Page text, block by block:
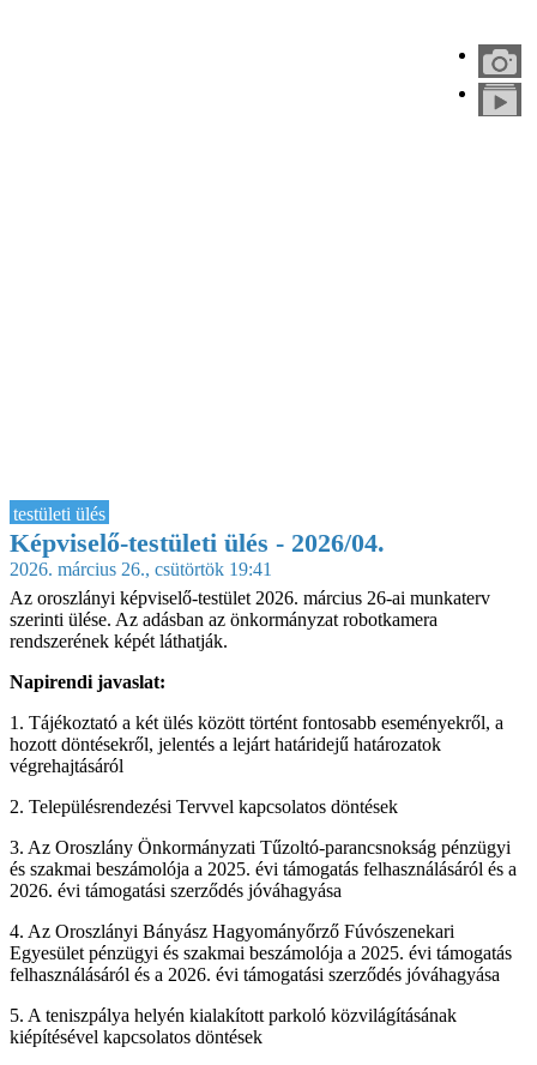
testületi ülés
Képviselő-testületi ülés - 2026/04.
2026. március 26., csütörtök 19:41
Az oroszlányi képviselő-testület 2026. március 26-ai munkaterv
szerinti ülése. Az adásban az önkormányzat robotkamera
rendszerének képét láthatják.
Napirendi javaslat:
1. Tájékoztató a két ülés között történt fontosabb eseményekről, a
hozott döntésekről, jelentés a lejárt határidejű határozatok
végrehajtásáról
2. Településrendezési Tervvel kapcsolatos döntések
3. Az Oroszlány Önkormányzati Tűzoltó-parancsnokság pénzügyi
és szakmai beszámolója a 2025. évi támogatás felhasználásáról és a
2026. évi támogatási szerződés jóváhagyása
4. Az Oroszlányi Bányász Hagyományőrző Fúvószenekari
Egyesület pénzügyi és szakmai beszámolója a 2025. évi támogatás
felhasználásáról és a 2026. évi támogatási szerződés jóváhagyása
5. A teniszpálya helyén kialakított parkoló közvilágításának
kiépítésével kapcsolatos döntések